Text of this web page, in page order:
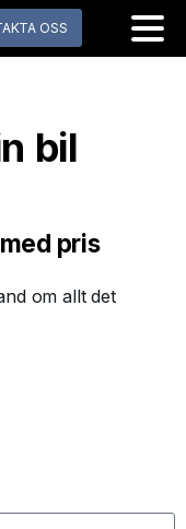
OSS
bil
pris
om allt det